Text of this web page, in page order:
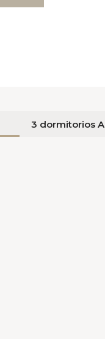
3 dormitorios A